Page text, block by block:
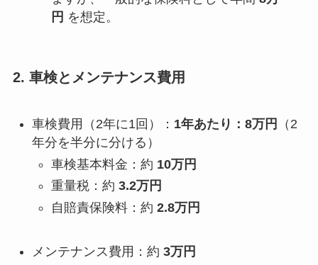
円 を想定。
2. 車検とメンテナンス費用
車検費用（2年に1回）： 1年あたり：8万円
（2
年分を半分に分ける）
車検基本料金：約 10万円
重量税：約 3.2万円
自賠責保険料：約 2.8万円
メンテナンス費用：約 3万円